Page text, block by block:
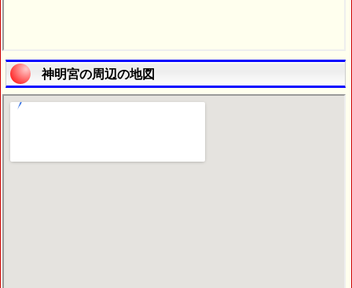
神明宮の周辺の地図